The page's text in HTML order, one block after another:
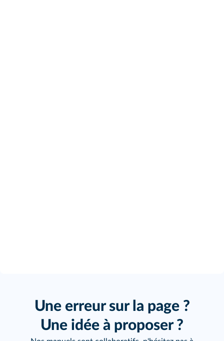
Une erreur sur la page ?
Une idée à proposer ?